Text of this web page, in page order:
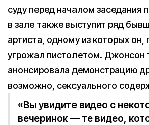
суду перед началом заседания
в зале также выступит ряд
артиста, одному из которых он,
угрожал пистолетом. Джонсон
анонсировала демонстрацию
возможно, сексуального
«Вы увидите видео с
вечеринок — те видео,